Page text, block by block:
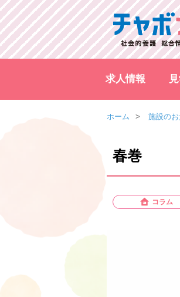
求人情報
ホーム 施設のお
春巻
コラム